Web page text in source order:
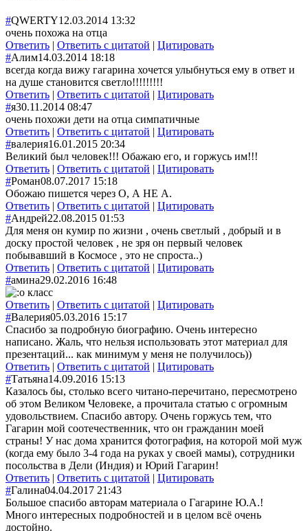
#QWERTY12.03.2014 13:32
очень похожа на отца
Ответить | Ответить с цитатой | Цитировать
#Алим14.03.2014 18:18
всегда когда вижу гагарина хочется улыбнуться ему в ответ и
на душе становится светло!!!!!!!!!
Ответить | Ответить с цитатой | Цитировать
#я30.11.2014 08:47
очень похожи дети на отца симпатичные
Ответить | Ответить с цитатой | Цитировать
#валерия16.01.2015 20:34
Великий был человек!!! Обажаю его, и горжусь им!!!
Ответить | Ответить с цитатой | Цитировать
#Роман08.07.2017 15:18
Обожаю пишется через О, А НЕ А.
Ответить | Ответить с цитатой | Цитировать
#Андрей22.08.2015 01:53
Для меня он кумир по жизни , очень светлый , добрый и в
доску простой человек , не зря он первый человек
побывавший в Космосе , это не спроста..)
Ответить | Ответить с цитатой | Цитировать
#амина29.02.2016 16:48
класс
Ответить | Ответить с цитатой | Цитировать
#Валерия05.03.2016 15:17
Спасибо за подробную биографию. Очень интересно
написано. Жаль, что нельзя использовать этот материал для
презентаций... как минимум у меня не получилось))
Ответить | Ответить с цитатой | Цитировать
#Татьяна14.09.2016 15:13
Казалось бы, столько всего читано-перечитано, пересмотрено
об этом Великом Человеке, а прочитала статью с огромным
удовольствием. Спасибо автору. Очень горжусь тем, что
Гагарин мой соотечественник, что он гражданин моей
страны! У нас дома хранится фотография, на которой мой муж
(когда ему было 3-4 года на руках у своей мамы), сотрудники
посольства в Дели (Индия) и Юрий Гагарин!
Ответить | Ответить с цитатой | Цитировать
#Галина04.04.2017 21:43
Большое спасибо авторам материала о Гагарине Ю.А.!
Много интересных подробностей и в целом всё очень
достойно.